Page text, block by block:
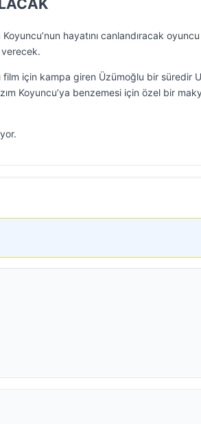
hayatını canlandıracak
verecek.
film için kampa giren Üzümoğlu bir süredir
Koyuncu’ya benzemesi için özel bir